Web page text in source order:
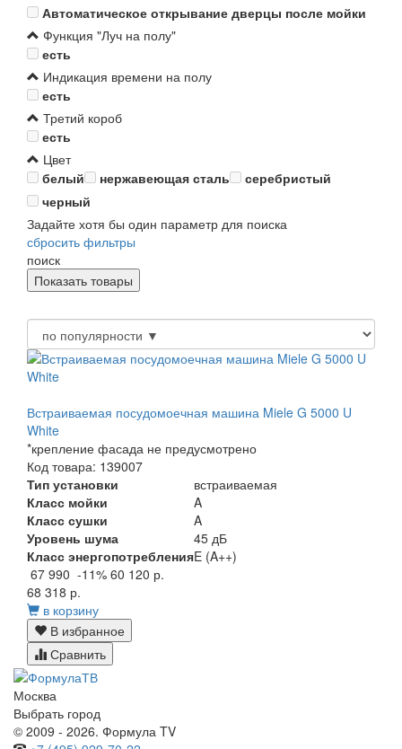
Автоматическое открывание дверцы после мойки
Функция "Луч на полу"
есть
Индикация времени на полу
есть
Третий короб
есть
Цвет
белый
нержавеющая сталь
серебристый
черный
Задайте хотя бы один параметр для поиска
сбросить фильтры
поиск
Встраиваемая посудомоечная машина Miele G 5000 U
White
*крепление фасада не предусмотрено
Код товара: 139007
Тип установки
встраиваемая
Класс мойки
A
Класс сушки
A
Уровень шума
45 дБ
Класс энергопотребленияE (A++)
67 990 -11% 60 120 р.
68 318 р.
в корзину
В избранное
Сравнить
Москва
Выбрать город
© 2009 - 2026. Формула TV